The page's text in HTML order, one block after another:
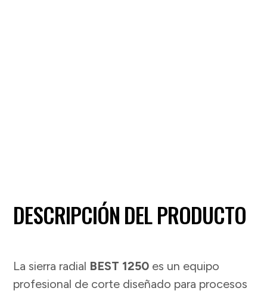
DESCRIPCIÓN DEL PRODUCTO
La sierra radial BEST 1250 es un equipo
profesional de corte diseñado para procesos